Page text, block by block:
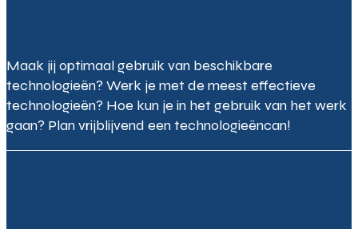
Maak jij optimaal gebruik van beschikbare
technologieën? Werk je met de meest effectieve
technologieën? Hoe kun je in het gebruik van het werk
gaan? Plan vrijblijvend een technologieëncan!